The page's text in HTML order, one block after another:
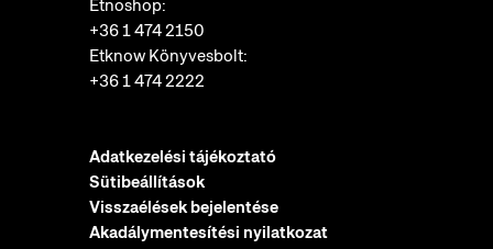
Etnoshop:
+36 1 474 2150
Etknow Könyvesbolt:
+36 1 474 2222
Adatkezelési tájékoztató
Sütibeállítások
Visszaélések bejelentése
Akadálymentesítési nyilatkozat